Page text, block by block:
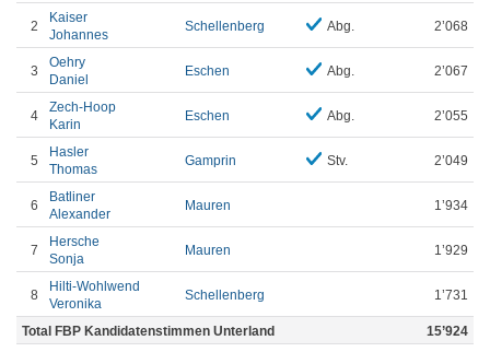
2
Kaiser
Johannes
Schellenberg Abg. 2’068
3
Oehry
Daniel
Eschen Abg. 2’067
4
Zech-Hoop
Karin
Eschen Abg. 2’055
5
Hasler
Thomas
Gamprin Stv. 2’049
6
Batliner
Alexander
Mauren 1’934
7
Hersche
Sonja
Mauren 1’929
8
Hilti-Wohlwend
Veronika
Schellenberg 1’731
Total FBP Kandidatenstimmen Unterland 15’924